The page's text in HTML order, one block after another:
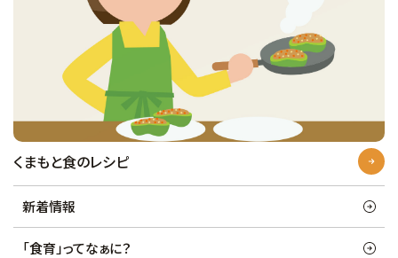
くまもと食のレシピ
新着情報
「食育」ってなぁに？